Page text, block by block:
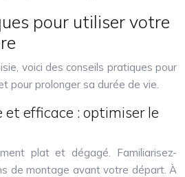
pour utiliser votre
voici des conseils pratiques pour
pour prolonger sa durée de vie.
efficace : optimiser le
plat et dégagé. Familiarisez-
de montage avant votre départ. À